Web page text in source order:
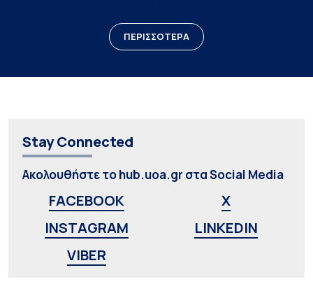
ΠΕΡΙΣΣΟΤΕΡΑ
Stay Connected
Ακολουθήστε το hub.uoa.gr στα Social Media
FACEBOOK
X
INSTAGRAM
LINKEDIN
VIBER